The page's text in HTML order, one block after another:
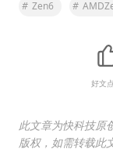
# Zen6 #
好文
此文章为快科技原
版权，如需转载此